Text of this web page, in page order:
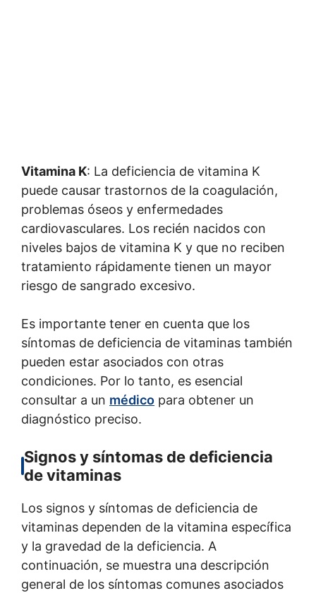
Vitamina K: La deficiencia de vitamina K
puede causar trastornos de la coagulación,
problemas óseos y enfermedades
cardiovasculares. Los recién nacidos con
niveles bajos de vitamina K y que no reciben
tratamiento rápidamente tienen un mayor
riesgo de sangrado excesivo.
Es importante tener en cuenta que los
síntomas de deficiencia de vitaminas también
pueden estar asociados con otras
condiciones. Por lo tanto, es esencial
consultar a un médico para obtener un
diagnóstico preciso.
Signos y síntomas de deficiencia
de vitaminas
Los signos y síntomas de deficiencia de
vitaminas dependen de la vitamina específica
y la gravedad de la deficiencia. A
continuación, se muestra una descripción
general de los síntomas comunes asociados